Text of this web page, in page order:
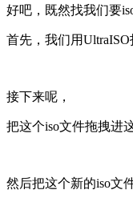
好吧，既然找我们要
首先，我们用UltraISO
接下来呢，
把这个iso文件拖拽进
然后把这个新的iso文